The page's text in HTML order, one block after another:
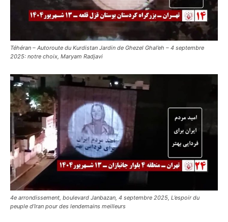
Téhéran – Autoroute du Kurdistan Jardin de Ghezel Ghal’eh – 4 septembre
2025: notre choix, Maryam Radjavi
4e arrondissement, boulevard Janbazan, 4 septembre 2025, L’espoir du
peuple d’Iran pour des lendemains meilleurs